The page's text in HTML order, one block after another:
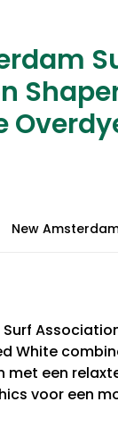
New
White
met een
voor een